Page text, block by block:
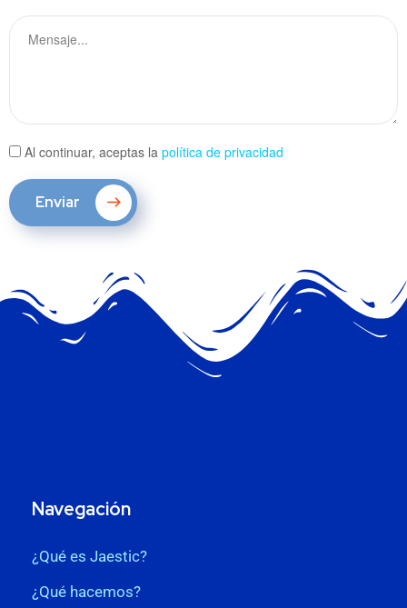
Al continuar, aceptas la política de privacidad
Enviar
Navegación
¿Qué es Jaestic?
¿Qué hacemos?